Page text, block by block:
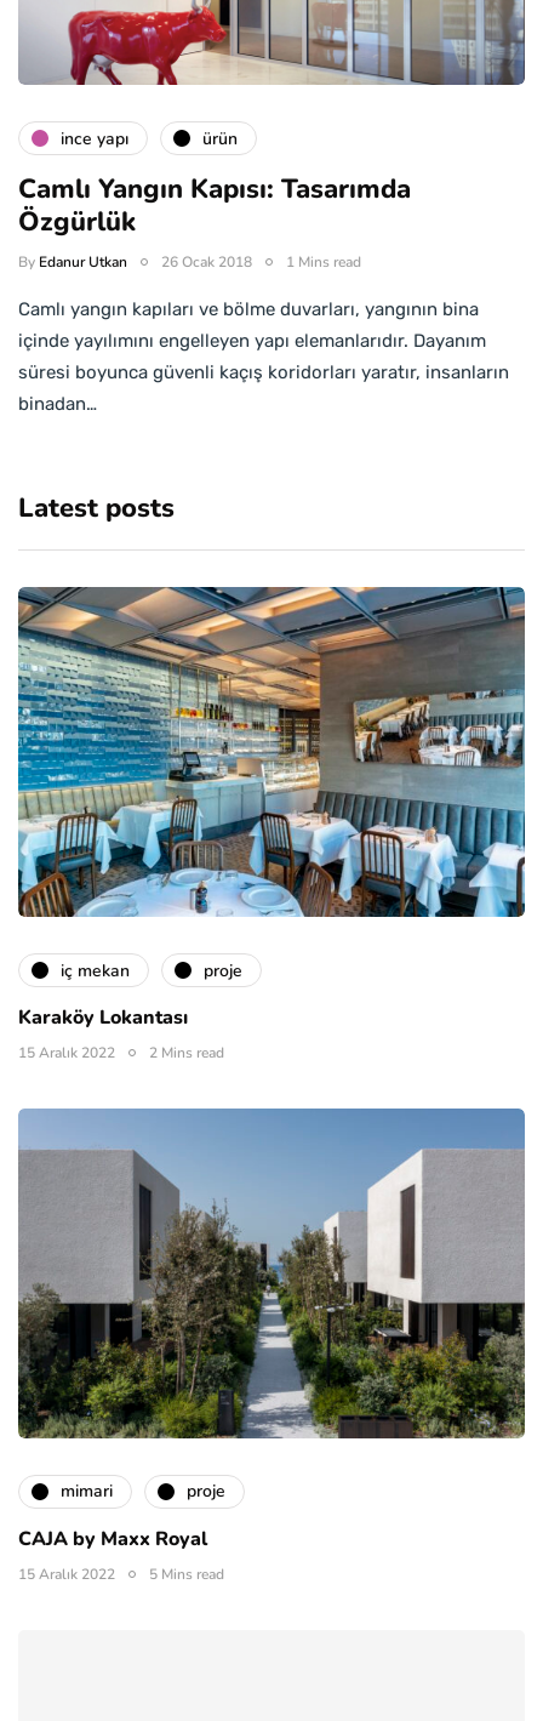
i̇nce yapı ürün
Camlı Yangın Kapısı: Tasarımda
Özgürlük
By Edanur Utkan 26 Ocak 2018 1 Mins read
Camlı yangın kapıları ve bölme duvarları, yangının bina
içinde yayılımını engelleyen yapı elemanlarıdır. Dayanım
süresi boyunca güvenli kaçış koridorları yaratır, insanların
binadan…
Latest posts
i̇ç mekan proje
Karaköy Lokantası
15 Aralık 2022 2 Mins read
mimari proje
CAJA by Maxx Royal
15 Aralık 2022 5 Mins read